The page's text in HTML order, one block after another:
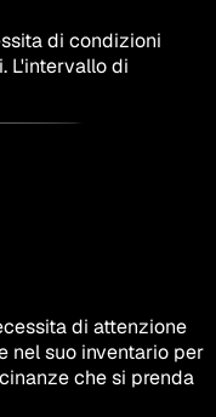
di condizioni
L'intervallo di
di attenzione
nel suo inventario per
che si prenda